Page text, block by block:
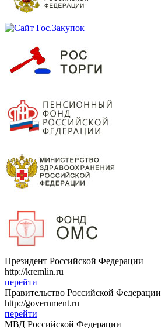
Президент Российской Федерации
http://kremlin.ru
перейти
Правительство Российской Федерации
http://government.ru
перейти
МВД Российской Федерации